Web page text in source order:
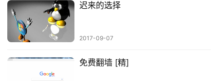
迟来的选择
2017-09-07
免费翻墙 [精]